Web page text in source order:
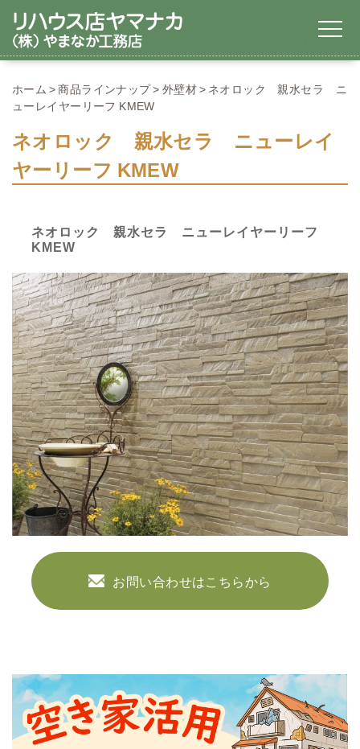
ホーム 商品ラインナップ 外壁材
ネオロック 親水セラ ニ
ューレイヤーリーフ KMEW
ネオロック 親水セラ ニューレイ
ヤーリーフ KMEW
ネオロック 親水セラ ニューレイヤーリーフ
KMEW
お問い合わせはこちらから